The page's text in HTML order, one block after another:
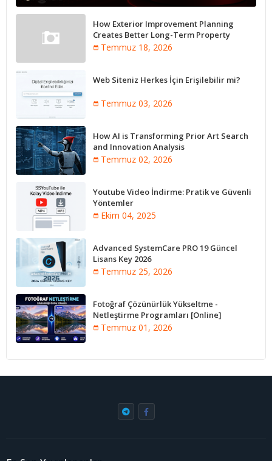
How Exterior Improvement Planning
Creates Better Long-Term Property
Performance
Temmuz 18, 2026
Web Siteniz Herkes İçin Erişilebilir mi?
Temmuz 03, 2026
How AI is Transforming Prior Art Search
and Innovation Analysis
Temmuz 02, 2026
Youtube Video İndirme: Pratik ve Güvenli
Yöntemler
Ekim 04, 2025
Advanced SystemCare PRO 19 Güncel
Lisans Key 2026
Temmuz 25, 2026
Fotoğraf Çözünürlük Yükseltme -
Netleştirme Programları [Online]
Temmuz 01, 2026